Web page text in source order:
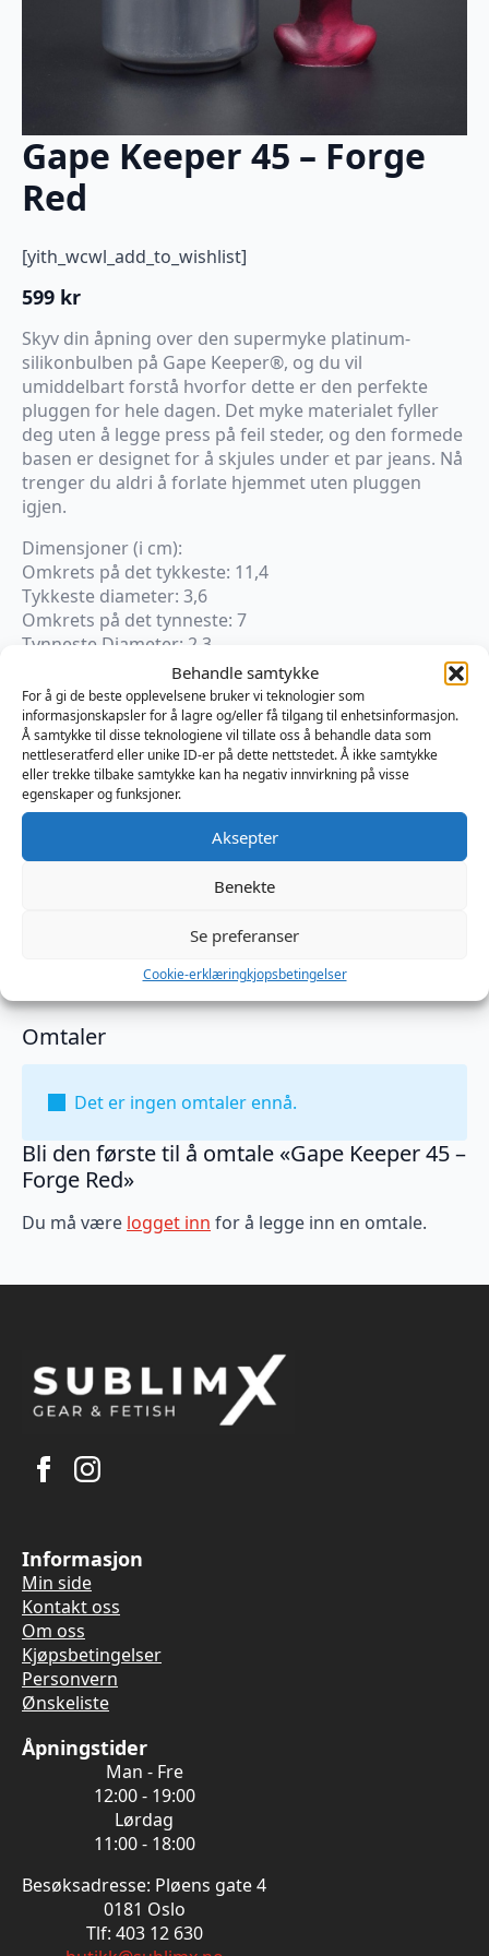
Behandle samtykke
For å gi de beste opplevelsene bruker vi teknologier som
informasjonskapsler for å lagre og/eller få tilgang til enhetsinformasjon.
Å samtykke til disse teknologiene vil tillate oss å behandle data som
nettleseratferd eller unike ID-er på dette nettstedet. Å ikke samtykke
eller trekke tilbake samtykke kan ha negativ innvirkning på visse
egenskaper og funksjoner.
Aksepter
Benekte
Se preferanser
Cookie-erklæringkjopsbetingelser
Gape Keeper 45 – Forge
Red
[yith_wcwl_add_to_wishlist]
599 kr
Skyv din åpning over den supermyke platinum-
silikonbulben på Gape Keeper®, og du vil
umiddelbart forstå hvorfor dette er den perfekte
pluggen for hele dagen. Det myke materialet fyller
deg uten å legge press på feil steder, og den formede
basen er designet for å skjules under et par jeans. Nå
trenger du aldri å forlate hjemmet uten pluggen
igjen.
Dimensjoner (i cm):
Omkrets på det tykkeste: 11,4
Tykkeste diameter: 3,6
Omkrets på det tynneste: 7
Tynneste Diameter: 2,3
Innførbar lengde: 10,2
På lager
Gape
Keeper
45
-
Red
antall
Legg I Handlekurv
Kategorier:
Sexleketøy
Omtaler
Det er ingen omtaler ennå.
Bli den første til å omtale «Gape Keeper 45 –
Forge Red»
Du må være logget inn for å legge inn en omtale.
Informasjon
Min side
Kontakt oss
Om oss
Kjøpsbetingelser
Personvern
Ønskeliste
Åpningstider
Man - Fre
12:00 - 19:00
Lørdag
11:00 - 18:00
Besøksadresse: Pløens gate 4
0181 Oslo
Tlf: 403 12 630